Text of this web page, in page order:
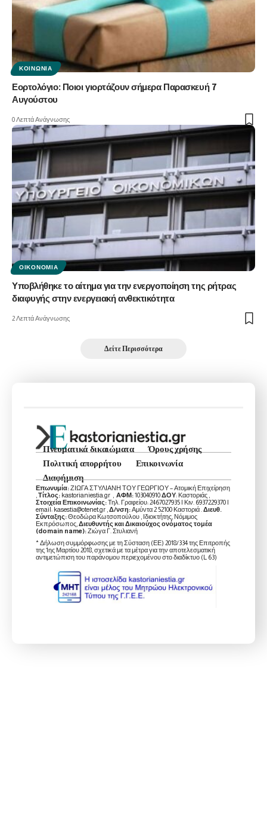
ΚΟΙΝΩΝΊΑ
Εορτολόγιο: Ποιοι γιορτάζουν σήμερα Παρασκευή 7
Αυγούστου
0 Λεπτά Ανάγνωσης
ΟΙΚΟΝΟΜΊΑ
Υποβλήθηκε το αίτημα για την ενεργοποίηση της ρήτρας
διαφυγής στην ενεργειακή ανθεκτικότητα
2 Λεπτά Ανάγνωσης
Δείτε Περισσότερα
Πνευματικά δικαιώματα
Όρους χρήσης
Πολιτική απορρήτου
Επικοινωνία
Διαφήμιση
Επωνυμία:ΖΙΩΓΑ ΣΤΥΛΙΑΝΗ ΤΟΥ ΓΕΩΡΓΙΟΥ – Ατομική Επιχείρηση
Τίτλος: kastorianiestia.gr , ΑΦΜ:103040910ΔΟΥ: Καστοριάς ,
Στοιχεία Επικοινωνίας:Τηλ. Γραφείου: 2467027935 | Κιν. 6937229370 |
email: kasestia@otenet.gr , Δ/νση:Αμύντα 2 52100 Καστοριά . Διευθ.
Σύνταξης:Θεοδώρα Κωτσοπούλου , Ιδιοκτήτης, Νόμιμος
Εκπρόσωπος, Διευθυντής και Δικαιούχος ονόματος τομέα
(domain name):Ζιώγα Γ. Στυλιανή
* Δήλωση συμμόρφωσης με τη Σύσταση (ΕΕ) 2018/334 της Επιτροπής
της 1ης Μαρτίου 2018, σχετικά με τα μέτρα για την αποτελεσματική
αντιμετώπιση του παράνομου περιεχομένου στο διαδίκτυο (L 63)